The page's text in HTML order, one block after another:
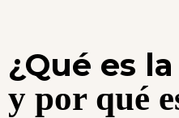
¿Qué es
y por qué